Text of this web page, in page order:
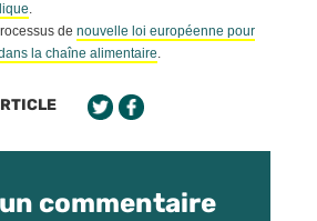
.
de nouvelle loi européenne pour
la chaîne alimentaire.
commentaire